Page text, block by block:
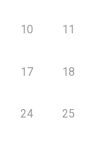
10 11
17 18
24 25